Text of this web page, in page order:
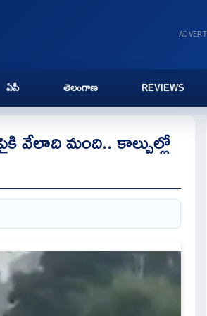
ఏపీ తెలంగాణ REVIEWS
వేలాది మంది.. కాల్పుల్లో